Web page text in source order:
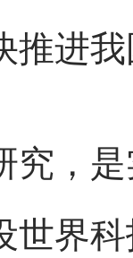
推进
，是
世界